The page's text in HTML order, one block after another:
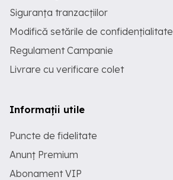
Siguranța tranzacțiilor
Modifică setările de confidențialitate
Regulament Campanie
Livrare cu verificare colet
Informații utile
Puncte de fidelitate
Anunț Premium
Abonament VIP